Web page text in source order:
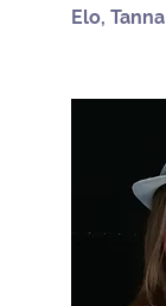
Elo, Tanna